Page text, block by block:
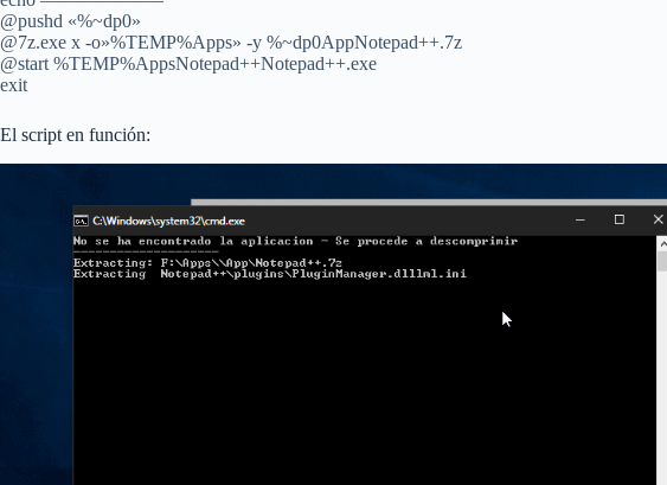
@pushd «%~dp0»
@7z.exe x -o»%TEMP%Apps» -y %~dp0AppNotepad++.7z
@start %TEMP%AppsNotepad++Notepad++.exe
exit
El script en función: